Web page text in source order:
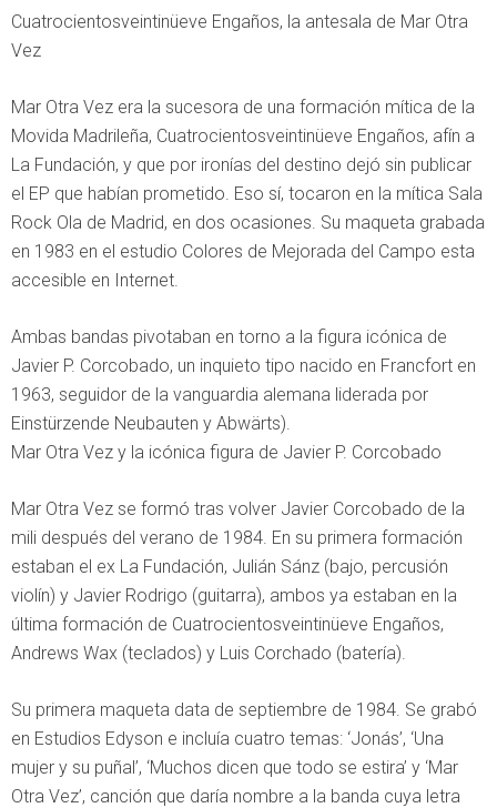
Cuatrocientosveintinüeve Engaños, la antesala de Mar Otra
Vez
Mar Otra Vez era la sucesora de una formación mítica de la
Movida Madrileña, Cuatrocientosveintinüeve Engaños, afín a
La Fundación, y que por ironías del destino dejó sin publicar
el EP que habían prometido. Eso sí, tocaron en la mítica Sala
Rock Ola de Madrid, en dos ocasiones. Su maqueta grabada
en 1983 en el estudio Colores de Mejorada del Campo esta
accesible en Internet.
Ambas bandas pivotaban en torno a la figura icónica de
Javier P. Corcobado, un inquieto tipo nacido en Francfort en
1963, seguidor de la vanguardia alemana liderada por
Einstürzende Neubauten y Abwärts).
Mar Otra Vez y la icónica figura de Javier P. Corcobado
Mar Otra Vez se formó tras volver Javier Corcobado de la
mili después del verano de 1984. En su primera formación
estaban el ex La Fundación, Julián Sánz (bajo, percusión
violín) y Javier Rodrigo (guitarra), ambos ya estaban en la
última formación de Cuatrocientosveintinüeve Engaños,
Andrews Wax (teclados) y Luis Corchado (batería).
Su primera maqueta data de septiembre de 1984. Se grabó
en Estudios Edyson e incluía cuatro temas: ‘Jonás’, ‘Una
mujer y su puñal’, ‘Muchos dicen que todo se estira’ y ‘Mar
Otra Vez’, canción que daría nombre a la banda cuya letra